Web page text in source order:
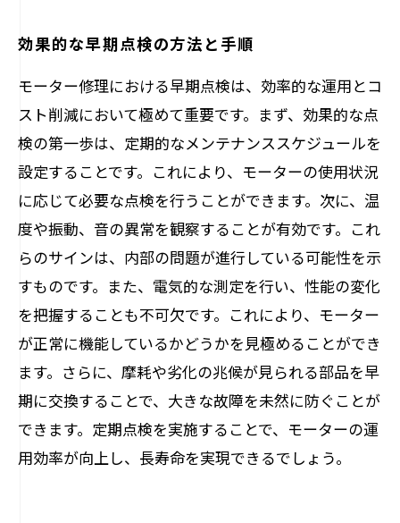
効果的な早期点検の方法と手順
モーター修理における早期点検は、効率的な運用とコ
スト削減において極めて重要です。まず、効果的な点
検の第一歩は、定期的なメンテナンススケジュールを
設定することです。これにより、モーターの使用状況
に応じて必要な点検を行うことができます。次に、温
度や振動、音の異常を観察することが有効です。これ
らのサインは、内部の問題が進行している可能性を示
すものです。また、電気的な測定を行い、性能の変化
を把握することも不可欠です。これにより、モーター
が正常に機能しているかどうかを見極めることができ
ます。さらに、摩耗や劣化の兆候が見られる部品を早
期に交換することで、大きな故障を未然に防ぐことが
できます。定期点検を実施することで、モーターの運
用効率が向上し、長寿命を実現できるでしょう。